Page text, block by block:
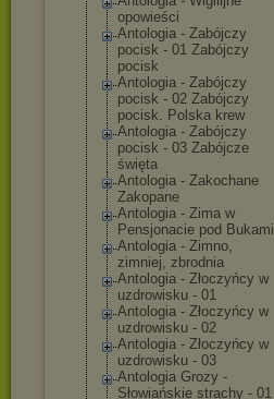
opowieści
Antologia - Zabójczy
pocisk - 01 Zabójczy
pocisk
Antologia - Zabójczy
pocisk - 02 Zabójczy
pocisk. Polska krew
Antologia - Zabójczy
pocisk - 03 Zabójcze
święta
Antologia - Zakochane
Zakopane
Antologia - Zima w
Pensjonacie pod Bukami
Antologia - Zimno,
zimniej, zbrodnia
Antologia - Złoczyńcy w
uzdrowisku - 01
Antologia - Złoczyńcy w
uzdrowisku - 02
Antologia - Złoczyńcy w
uzdrowisku - 03
Antologia Grozy -
Słowiańskie strachy - 01